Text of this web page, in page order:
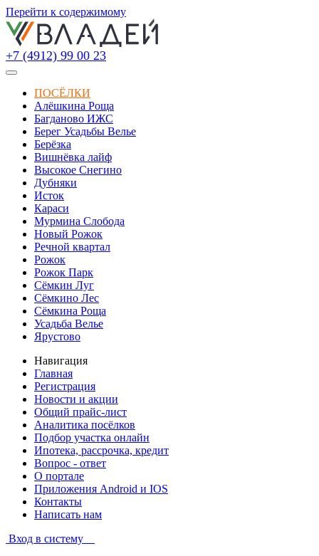
Перейти к содержимому
+7 (4912) 99 00 23
ПОСЁЛКИ
Алёшкина Роща
Багданово ИЖС
Берег Усадьбы Велье
Берёзка
Вишнёвка лайф
Высокое Снегино
Дубняки
Исток
Караси
Мурмина Слобода
Новый Рожок
Речной квартал
Рожок
Рожок Парк
Сёмкин Луг
Сёмкино Лес
Сёмкина Роща
Усадьба Велье
Ярустово
Навигация
Главная
Регистрация
Новости и акции
Общий прайс-лист
Аналитика посёлков
Подбор участка онлайн
Ипотека, рассрочка, кредит
Вопрос - ответ
О портале
Приложения Android и IOS
Контакты
Написать нам
Вход в систему